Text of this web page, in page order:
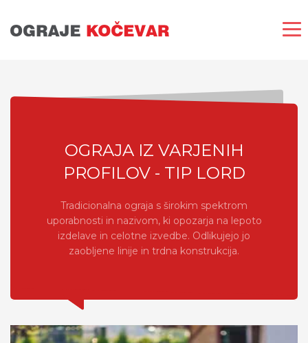
OGRAJA IZ VARJENIH
PROFILOV - TIP LORD
Tradicionalna ograja s širokim spektrom
uporabnosti in nazivom, ki opozarja na lepoto
izdelave in celotne izvedbe. Odlikujejo jo
zaobljene linije in trdna konstrukcija.